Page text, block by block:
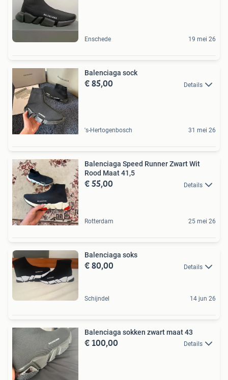
Enschede 19 mei 26
Balenciaga sock
€ 85,00 Details
's-Hertogenbosch 31 mei 26
Balenciaga Speed Runner Zwart Wit
Rood Maat 41,5
€ 55,00 Details
Rotterdam 25 mei 26
Balenciaga soks
€ 80,00 Details
Schijndel 14 jun 26
Balenciaga sokken zwart maat 43
€ 100,00 Details